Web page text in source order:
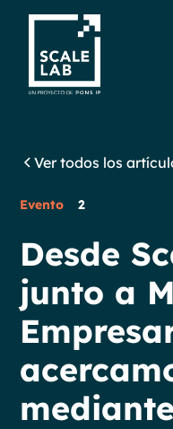
Ver todos los
Evento 2
Desde
junto a